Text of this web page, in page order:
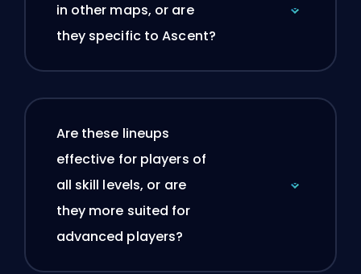
in other maps, or are
they specific to Ascent?
Are these lineups
effective for players of
all skill levels, or are
they more suited for
advanced players?